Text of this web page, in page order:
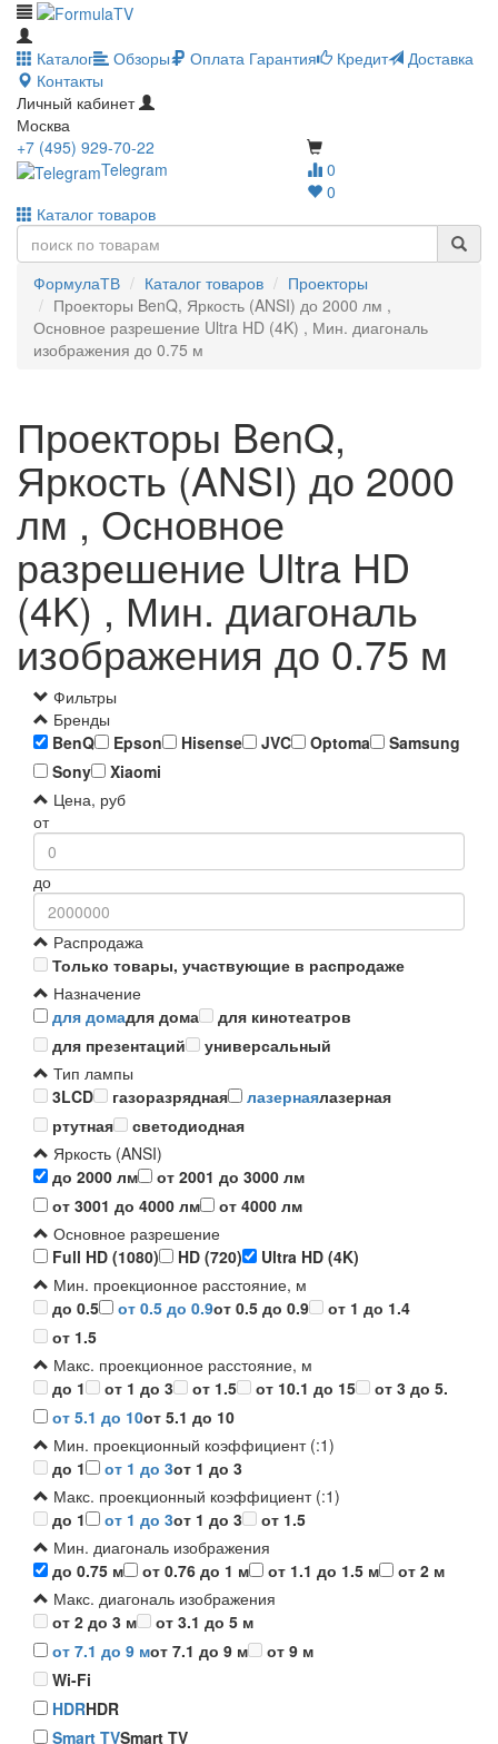
Каталог Обзоры Оплата Гарантия Кредит
Доставка
Контакты
Личный кабинет
Москва
0
0
+7 (495) 929-70-22
Telegram
Каталог товаров
ФормулаТВ Каталог товаров
Проекторы
Проекторы BenQ, Яркость (ANSI) до 2000 лм ,
Основное разрешение Ultra HD (4K) , Мин. диагональ
изображения до 0.75 м
Проекторы BenQ,
Яркость (ANSI) до 2000
лм , Основное
разрешение Ultra HD
(4K) , Мин. диагональ
изображения до 0.75 м
Фильтры
Бренды
BenQ
Epson Hisense JVC Optoma
Samsung
Sony
Xiaomi
Цена, руб
от
до
Распродажа
Только товары, участвующие в распродаже
Назначение
для домадля дома
для кинотеатров
для презентаций
универсальный
Тип лампы
3LCD
газоразрядная лазернаялазерная
ртутная
светодиодная
Яркость (ANSI)
до 2000 лм
от 2001 до 3000 лм
от 3001 до 4000 лм
от 4000 лм
Основное разрешение
Full HD (1080)
HD (720)
Ultra HD (4K)
Мин. проекционное расстояние, м
до 0.5
от 0.5 до 0.9от 0.5 до 0.9
от 1 до 1.4
от 1.5
Макс. проекционное расстояние, м
до 1
от 1 до 3 от 1.5 от 10.1 до 15
от 3 до 5.
от 5.1 до 10от 5.1 до 10
Мин. проекционный коэффициент (:1)
до 1
от 1 до 3от 1 до 3
Макс. проекционный коэффициент (:1)
до 1
от 1 до 3от 1 до 3
от 1.5
Мин. диагональ изображения
до 0.75 м
от 0.76 до 1 м от 1.1 до 1.5 м
от 2 м
Макс. диагональ изображения
от 2 до 3 м
от 3.1 до 5 м
от 7.1 до 9 мот 7.1 до 9 м
от 9 м
Wi-Fi
HDRHDR
Smart TVSmart TV